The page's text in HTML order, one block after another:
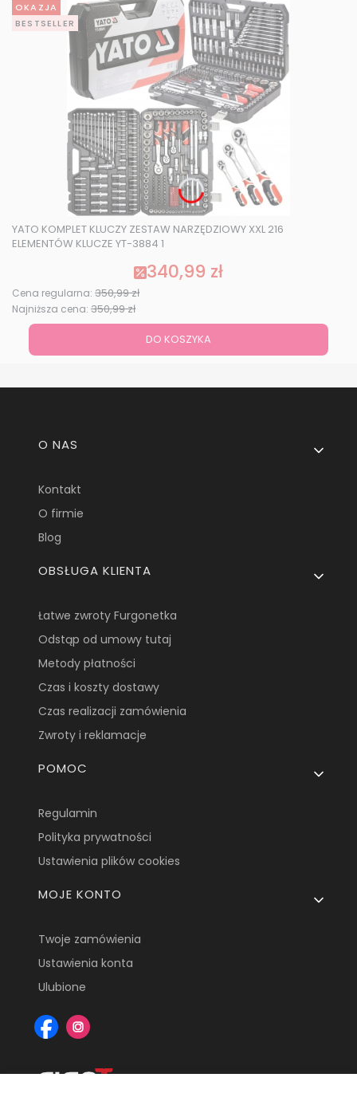
OKAZJA
BESTSELLER
YATO KOMPLET KLUCZY ZESTAW NARZĘDZIOWY XXL 216
ELEMENTÓW KLUCZE YT-3884 1
Cena promocyjna
340,99 zł
Cena regularna: 350,99 zł
Najniższa cena: 350,99 zł
DO KOSZYKA
Linki w stopce
O NAS
Kontakt
O firmie
Blog
OBSŁUGA KLIENTA
Łatwe zwroty Furgonetka
Odstąp od umowy tutaj
Metody płatności
Czas i koszty dostawy
Czas realizacji zamówienia
Zwroty i reklamacje
POMOC
Regulamin
Polityka prywatności
Ustawienia plików cookies
MOJE KONTO
Twoje zamówienia
Ustawienia konta
Ulubione